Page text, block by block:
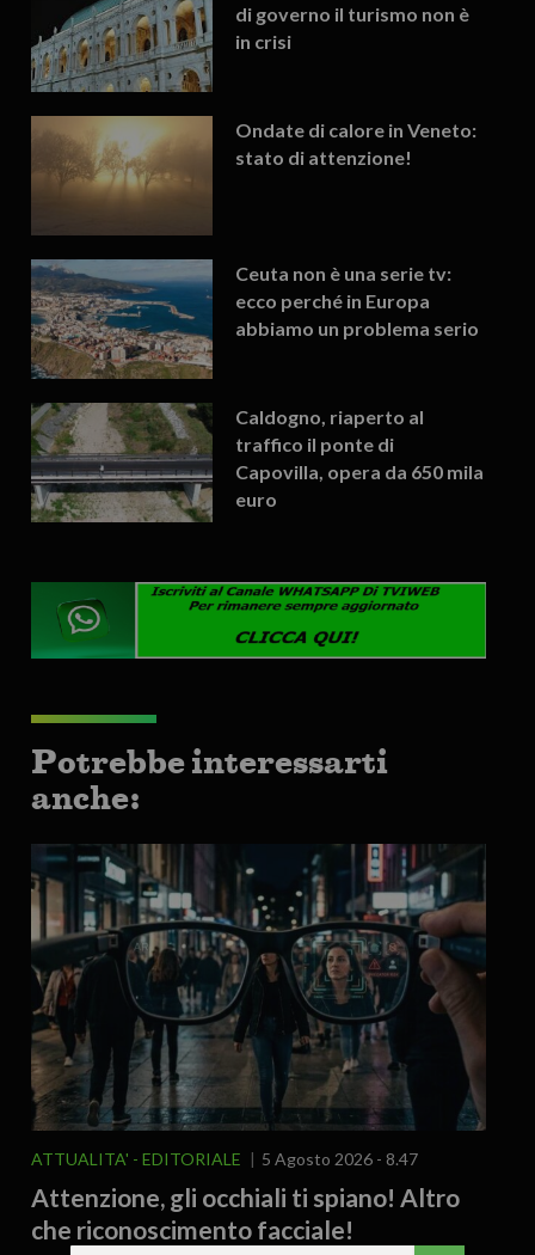
di governo il turismo non è
in crisi
Ondate di calore in Veneto:
stato di attenzione!
Ceuta non è una serie tv:
ecco perché in Europa
abbiamo un problema serio
Caldogno, riaperto al
traffico il ponte di
Capovilla, opera da 650 mila
euro
Potrebbe interessarti
anche:
ATTUALITA' EDITORIALE 5 Agosto 2026 - 8.47
Attenzione, gli occhiali ti spiano! Altro
che riconoscimento facciale!